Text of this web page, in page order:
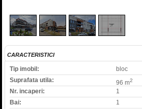
CARACTERISTICI
Tip imobil:
bloc
Suprafata utila:
96 m2
Nr. incaperi:
1
Bai:
1